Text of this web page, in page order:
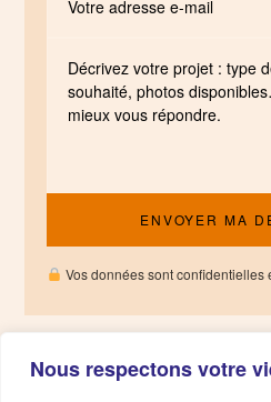
Nous respectons votre
Vos données sont confidentielles